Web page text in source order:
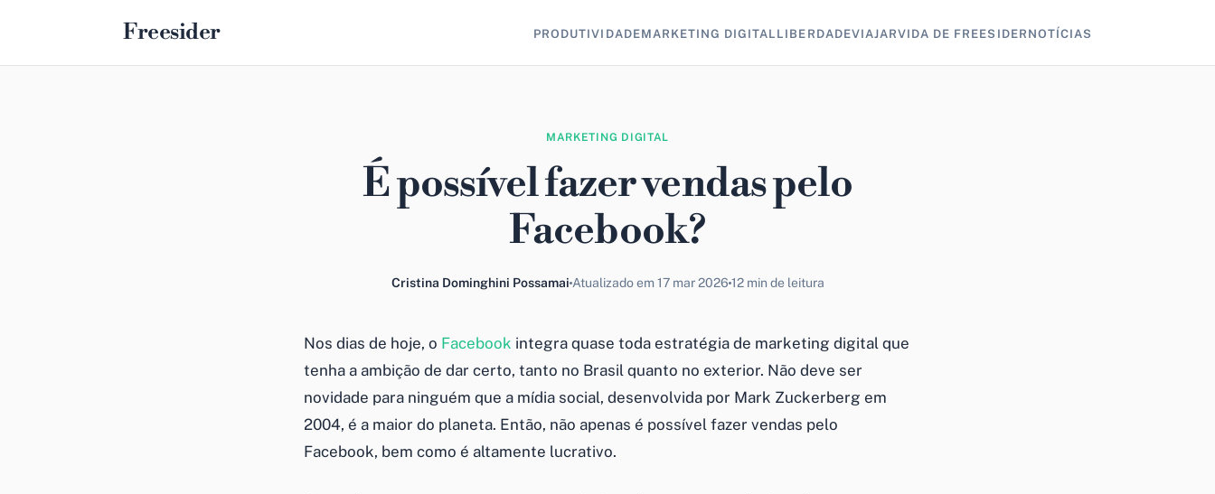
Freesider PRODUTIVIDADEMARKETING DIGITAL LIBERDADEVIAJARVIDA DE FREESIDER NOTÍCIAS
MARKETING DIGITAL
É possível fazer vendas pelo
Facebook?
Cristina Dominghini Possamai Atualizado em 17 mar 2026 12 min de leitura
Nos dias de hoje, o Facebook integra quase toda estratégia de marketing digital que
tenha a ambição de dar certo, tanto no Brasil quanto no exterior. Não deve ser
novidade para ninguém que a mídia social, desenvolvida por Mark Zuckerberg em
2004, é a maior do planeta. Então, não apenas é possível fazer vendas pelo
Facebook, bem como é altamente lucrativo.